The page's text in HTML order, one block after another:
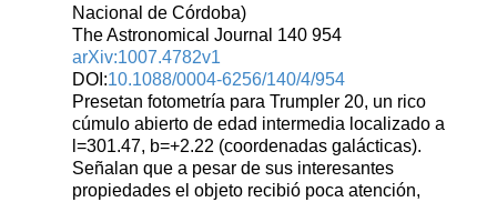
Nacional de Córdoba)
The Astronomical Journal 140 954
arXiv:1007.4782v1
DOI:10.1088/0004-6256/140/4/954
Presetan fotometría para Trumpler 20, un rico
cúmulo abierto de edad intermedia localizado a
l=301.47, b=+2.22 (coordenadas galácticas).
Señalan que a pesar de sus interesantes
propiedades el objeto recibió poca atención,